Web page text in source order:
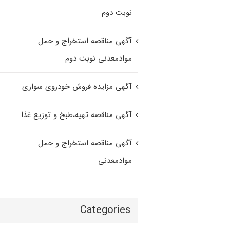
نوبت دوم
آگهی مناقصه استخراج و حمل
موادمعدنی نوبت دوم
آگهی مزایده فروش خودروی سواری
آگهی مناقصه تهیه،طبخ و توزیع غذا
آگهی مناقصه استخراج و حمل
موادمعدنی
Categories